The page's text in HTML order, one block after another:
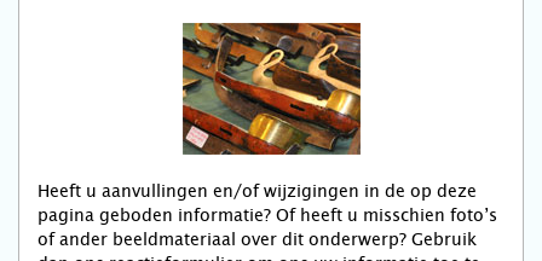
Heeft u aanvullingen en/of wijzigingen in de op deze
pagina geboden informatie? Of heeft u misschien foto’s
of ander beeldmateriaal over dit onderwerp? Gebruik